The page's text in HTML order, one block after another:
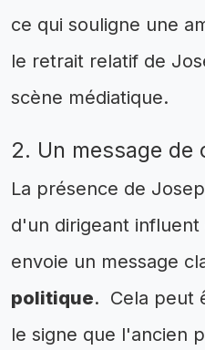
ce qui souligne une
le retrait relatif de
scène médiatique.
2. Un message de
La présence de
d'un dirigeant influent
envoie un message
politique. Cela peut
le signe que l'ancien